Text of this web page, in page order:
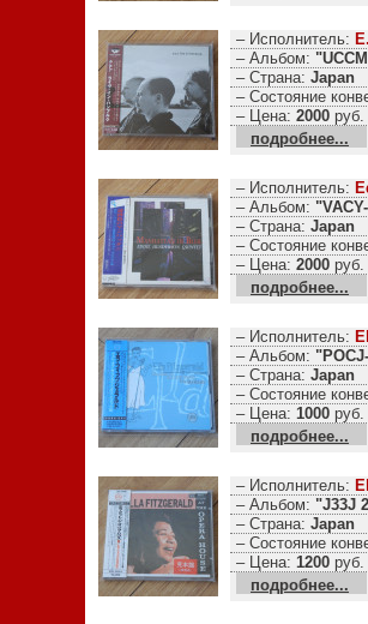
– Исполнитель:
– Альбом:
– Страна: Japan
– Состояние
– Цена: 2000 руб.
подробнее...
– Исполнитель:
– Альбом:
– Страна: Japan
– Состояние
– Цена: 2000 руб.
подробнее...
– Исполнитель:
– Альбом:
– Страна: Japan
– Состояние
– Цена: 1000 руб.
подробнее...
– Исполнитель:
– Альбом: "J33J
– Страна: Japan
– Состояние
– Цена: 1200 руб.
подробнее...